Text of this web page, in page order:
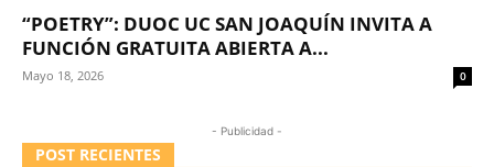
“POETRY”: DUOC UC SAN JOAQUÍN INVITA A
FUNCIÓN GRATUITA ABIERTA A...
Mayo 18, 2026 0
- Publicidad -
POST RECIENTES